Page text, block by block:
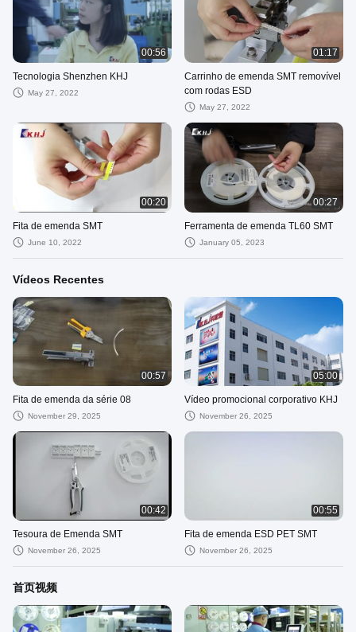
00:56
Tecnologia Shenzhen KHJ
May 27, 2022
01:17
Carrinho de emenda SMT removível
com rodas ESD
May 27, 2022
00:20
Fita de emenda SMT
June 10, 2022
00:27
Ferramenta de emenda TL60 SMT
January 05, 2023
Vídeos Recentes
00:57
Fita de emenda da série 08
November 29, 2025
05:00
Vídeo promocional corporativo KHJ
November 26, 2025
00:42
Tesoura de Emenda SMT
November 26, 2025
00:55
Fita de emenda ESD PET SMT
November 26, 2025
首页视频